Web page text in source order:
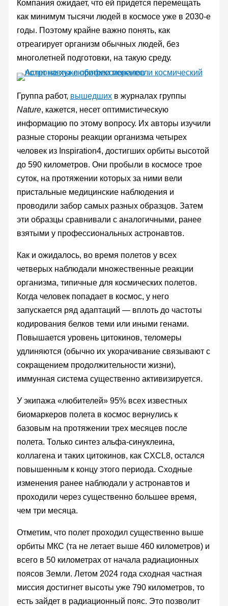
Компания ожидает, что ей придется перемещать
как минимум тысячи людей в космосе уже в 2030-е
годы. Поэтому крайне важно понять, как
отреагирует организм обычных людей, без
многолетней подготовки, на такую среду.
Группа работ, вышедшихв журналах группы
Nature, кажется, несет оптимистическую
информацию по этому вопросу. Их авторы изучили
разные стороны реакции организма четырех
человек из Inspiration4, достигших орбиты высотой
до 590 километров. Они пробыли в космосе трое
суток, на протяжении которых за ними вели
пристальные медицинские наблюдения и
проводили забор самых разных образцов. Затем
эти образцы сравнивали с аналогичными, ранее
взятыми у профессиональных астронавтов.
Как и ожидалось, во время полетов у всех
четверых наблюдали множественные реакции
организма, типичные для космических полетов.
Когда человек попадает в космос, у него
запускается ряд адаптаций — вплоть до частоты
кодирования белков теми или иными генами.
Повышается уровень цитокинов, теломеры
удлиняются (обычно их укорачивание связывают с
сокращением продолжительности жизни),
иммунная система существенно активизируется.
У экипажа «любителей» 95% всех известных
биомаркеров полета в космос вернулись к
базовым на протяжении трех месяцев после
полета. Только синтез альфа-синуклеина,
коллагена и таких цитокинов, как CXCL8, остался
повышенным к концу этого периода. Сходные
изменения ранее наблюдали у астронавтов и
проходили через существенно большее время,
чем три месяца.
Отметим, что полет проходил существенно выше
орбиты МКС (та не летает выше 460 километров) и
всего в 50 километрах от начала радиационных
поясов Земли. Летом 2024 года сходная частная
миссия достигнет высоты уже 790 километров, то
есть зайдет в радиационный пояс. Это позволит